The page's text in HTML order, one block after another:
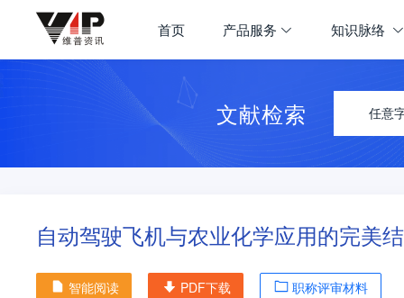
首页 产品服务 知识脉络
文献检索 任意
自动驾驶飞机与农业化学应用的完美
智能阅读 PDF下载 职称评审材料